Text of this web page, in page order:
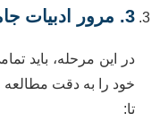
3. مرور ادبیات جامع (پیشینه تحقیق)
در این مرحله، باید
خود را به دقت مطالعه
تا: